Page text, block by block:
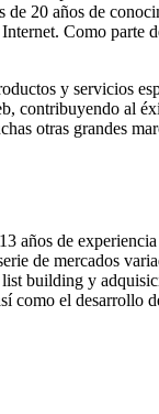
20 años de
Como
y
contribuyendo
otras grandes
de
de mercados
building y
como el desarrollo